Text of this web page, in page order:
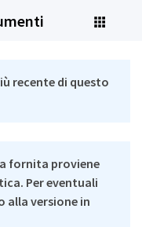
recente di questo
fornita proviene
Per eventuali
alla versione in